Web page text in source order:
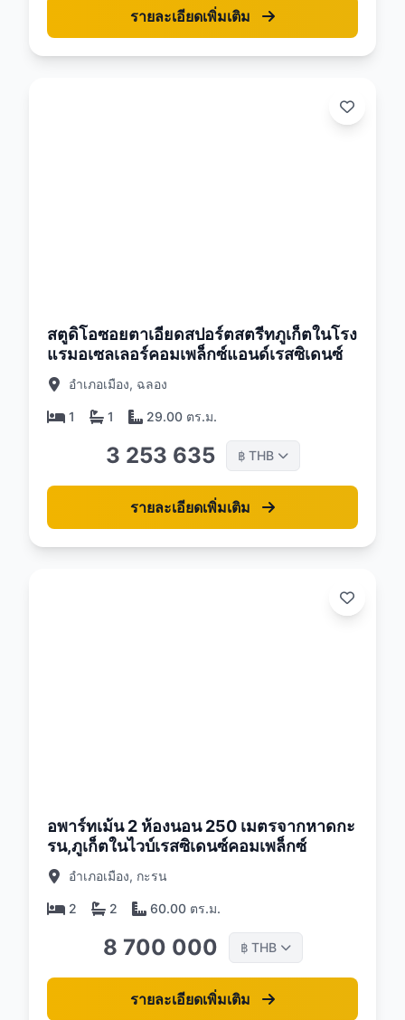
รายละเอียดเพิ่มเติม
สตูดิโอซอยตาเอียดสปอร์ตสตรีทภูเก็ตในโรง
แรมอเซลเลอร์คอมเพล็กซ์แอนด์เรสซิเดนซ์
อำเภอเมือง, ฉลอง
1 1 29.00 ตร.ม.
3 253 635 ฿ THB
รายละเอียดเพิ่มเติม
อพาร์ทเม้น 2 ห้องนอน 250 เมตรจากหาดกะ
รน,ภูเก็ตในไวบ์เรสซิเดนซ์คอมเพล็กซ์
อำเภอเมือง, กะรน
2 2 60.00 ตร.ม.
8 700 000 ฿ THB
รายละเอียดเพิ่มเติม